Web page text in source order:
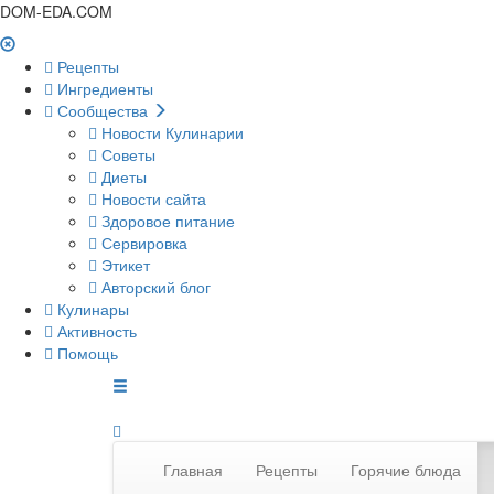
DOM-EDA.COM
Рецепты
Ингредиенты
Сообщества
Новости Кулинарии
Советы
Диеты
Новости сайта
Здоровое питание
Сервировка
Этикет
Авторский блог
Кулинары
Активность
Помощь
Главная Рецепты Горячие блюда